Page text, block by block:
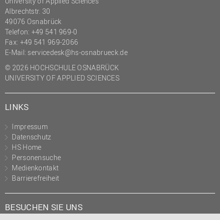
(PMO)
Prozessmanagement
Recht
Science to Business GmbH
Studierendensekretariat
Transfer- und
Albrechtstr. 30
49076 Osnabrück
Telefon: +49 541 969-0
Fax: +49 541 969-2066
E-Mail: servicedesk@hs-osnabrueck.de
© 2026 HOCHSCHULE OSNABRÜCK
UNIVERSITY OF APPLIED SCIENCES
LINKS
Impressum
Datenschutz
HS Home
Personensuche
Medienkontakt
Barrierefreiheit
BESUCHEN SIE UNS